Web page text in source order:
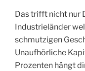
Das trifft nicht nur
Industrieländer
schmutzigen
Unaufhörliche
Prozenten hängt